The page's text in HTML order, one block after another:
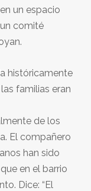
un espacio
comité
históricamente
familias eran
de los
El compañero
han sido
en el barrio
Dice: “El